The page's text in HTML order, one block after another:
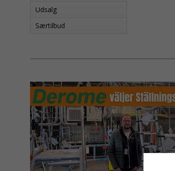
Udsalg
Særtilbud